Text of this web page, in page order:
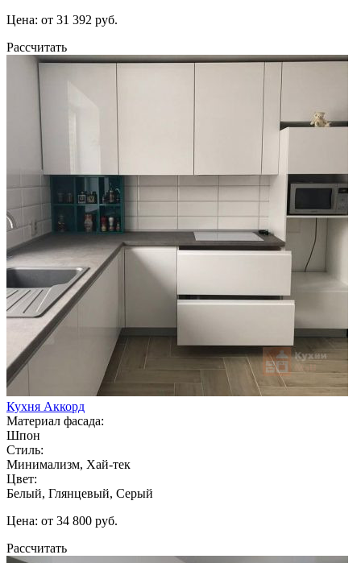
Цена: от 31 392 руб.
Рассчитать
Кухня Аккорд
Материал фасада:
Шпон
Стиль:
Минимализм, Хай-тек
Цвет:
Белый, Глянцевый, Серый
Цена: от 34 800 руб.
Рассчитать